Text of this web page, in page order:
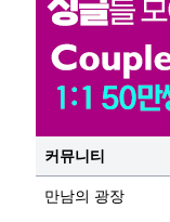
커뮤니티
만남의 광장